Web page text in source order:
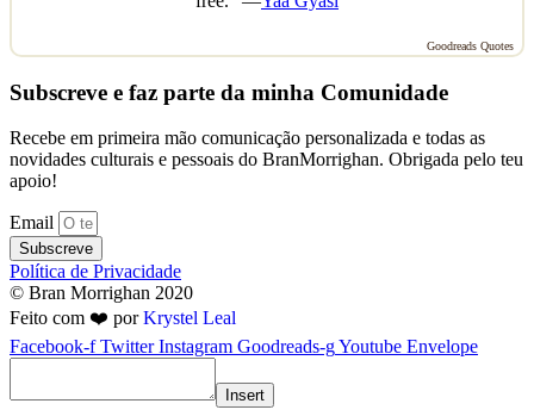
Goodreads Quotes
Subscreve e faz parte da minha Comunidade
Recebe em primeira mão comunicação personalizada e todas as
novidades culturais e pessoais do BranMorrighan. Obrigada pelo teu
apoio!
Email
Subscreve
Política de Privacidade
© Bran Morrighan 2020
Feito com ❤️ porKrystel Leal
Facebook-f Twitter Instagram Goodreads-gYoutube Envelope
Insert